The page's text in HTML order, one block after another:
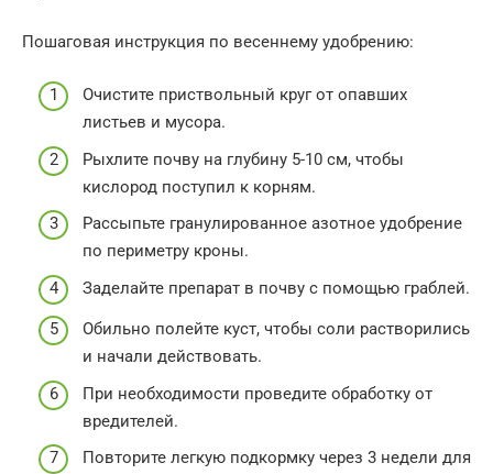
Пошаговая инструкция по весеннему удобрению:
Очистите приствольный круг от опавших
листьев и мусора.
Рыхлите почву на глубину 5-10 см, чтобы
кислород поступил к корням.
Рассыпьте гранулированное азотное удобрение
по периметру кроны.
Заделайте препарат в почву с помощью граблей.
Обильно полейте куст, чтобы соли растворились
и начали действовать.
При необходимости проведите обработку от
вредителей.
Повторите легкую подкормку через 3 недели для